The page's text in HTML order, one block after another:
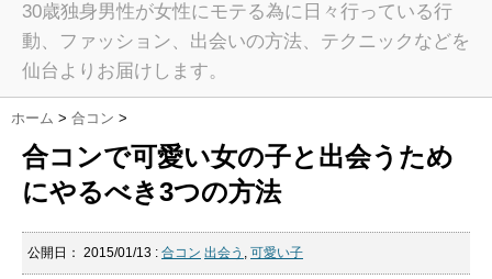
30歳独身男性が女性にモテる為に日々行っている行
動、ファッション、出会いの方法、テクニックなどを
仙台よりお届けします。
ホーム > 合コン >
合コンで可愛い女の子と出会うため
にやるべき3つの方法
公開日： 2015/01/13 : 合コン 出会う , 可愛い子